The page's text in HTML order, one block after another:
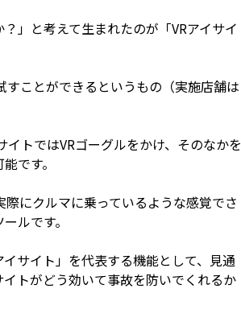
」と考えて生まれたのが「VRアイサイ
ことができるというもの（実施店舗は
トではVRゴーグルをかけ、そのなかを
です。
にクルマに乗っているような感覚でさ
ルです。
サイト」を代表する機能として、見通
トがどう効いて事故を防いでくれるか